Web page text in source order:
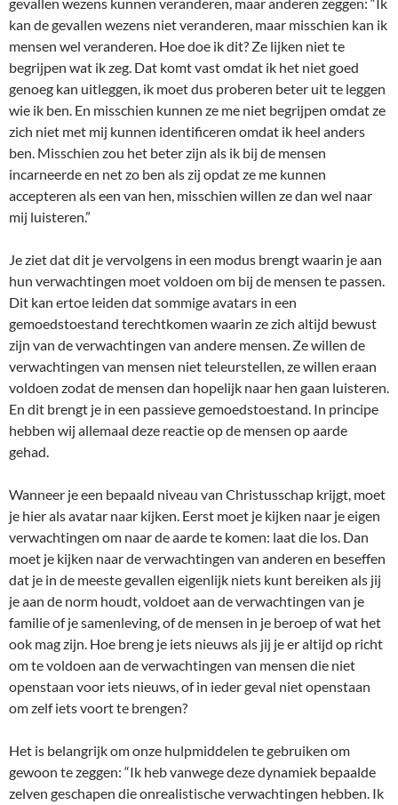
kan de gevallen wezens niet veranderen, maar misschien kan ik
mensen wel veranderen. Hoe doe ik dit? Ze lijken niet te
begrijpen wat ik zeg. Dat komt vast omdat ik het niet goed
genoeg kan uitleggen, ik moet dus proberen beter uit te leggen
wie ik ben. En misschien kunnen ze me niet begrijpen omdat ze
zich niet met mij kunnen identificeren omdat ik heel anders
ben. Misschien zou het beter zijn als ik bij de mensen
incarneerde en net zo ben als zij opdat ze me kunnen
accepteren als een van hen, misschien willen ze dan wel naar
mij luisteren.”
Je ziet dat dit je vervolgens in een modus brengt waarin je aan
hun verwachtingen moet voldoen om bij de mensen te passen.
Dit kan ertoe leiden dat sommige avatars in een
gemoedstoestand terechtkomen waarin ze zich altijd bewust
zijn van de verwachtingen van andere mensen. Ze willen de
verwachtingen van mensen niet teleurstellen, ze willen eraan
voldoen zodat de mensen dan hopelijk naar hen gaan luisteren.
En dit brengt je in een passieve gemoedstoestand. In principe
hebben wij allemaal deze reactie op de mensen op aarde
gehad.
Wanneer je een bepaald niveau van Christusschap krijgt, moet
je hier als avatar naar kijken. Eerst moet je kijken naar je eigen
verwachtingen om naar de aarde te komen: laat die los. Dan
moet je kijken naar de verwachtingen van anderen en beseffen
dat je in de meeste gevallen eigenlijk niets kunt bereiken als jij
je aan de norm houdt, voldoet aan de verwachtingen van je
familie of je samenleving, of de mensen in je beroep of wat het
ook mag zijn. Hoe breng je iets nieuws als jij je er altijd op richt
om te voldoen aan de verwachtingen van mensen die niet
openstaan voor iets nieuws, of in ieder geval niet openstaan
om zelf iets voort te brengen?
Het is belangrijk om onze hulpmiddelen te gebruiken om
gewoon te zeggen: “Ik heb vanwege deze dynamiek bepaalde
zelven geschapen die onrealistische verwachtingen hebben. Ik